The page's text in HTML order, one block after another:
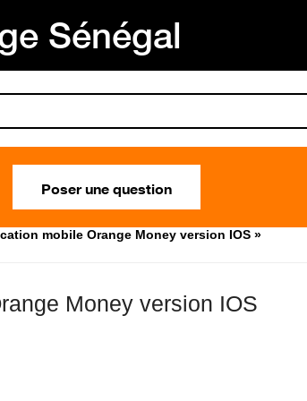
Sénégal
Poser une question
mobile Orange Money version IOS »
Money version IOS